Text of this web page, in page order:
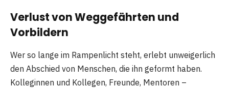
Verlust von Weggefährten und
Vorbildern
Wer so lange im Rampenlicht steht, erlebt unweigerlich
den Abschied von Menschen, die ihn geformt haben.
Kolleginnen und Kollegen, Freunde, Mentoren –